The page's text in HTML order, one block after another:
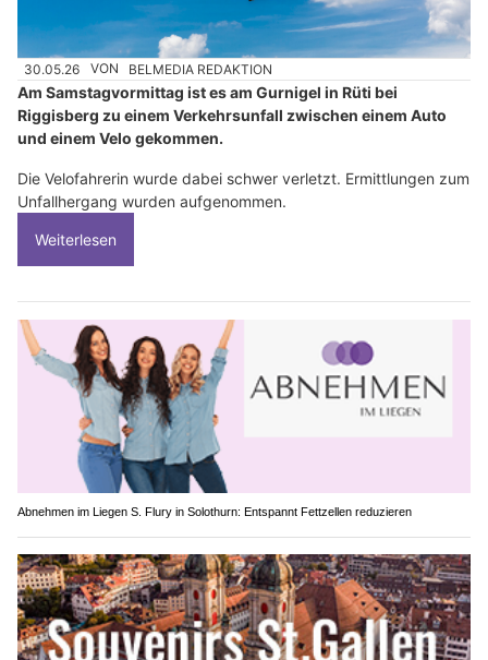
30.05.26 VON BELMEDIA REDAKTION
Am Samstagvormittag ist es am Gurnigel in Rüti bei
Riggisberg zu einem Verkehrsunfall zwischen einem Auto
und einem Velo gekommen.
Die Velofahrerin wurde dabei schwer verletzt. Ermittlungen zum
Unfallhergang wurden aufgenommen.
Weiterlesen
Abnehmen im Liegen S. Flury in Solothurn: Entspannt Fettzellen reduzieren